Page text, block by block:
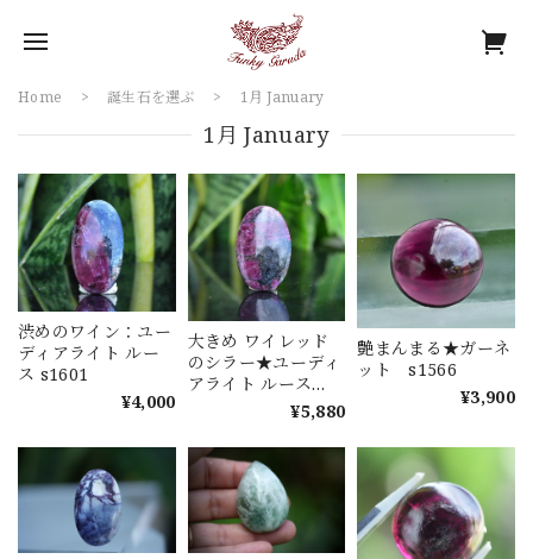
Home 誕生石を選ぶ 1月 January
1月 January
渋めのワイン：ユー
ディアライト ルー
ス s1601
¥4,000
大きめ ワイレッド
のシラー★ユーディ
アライト ルース
¥5,880
艶まんまる★ガーネ
ット s1566
¥3,900